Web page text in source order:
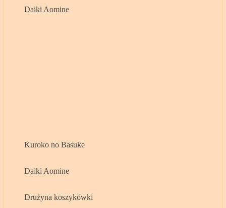
Daiki Aomine
Kuroko no Basuke
Daiki Aomine
Drużyna koszykówki